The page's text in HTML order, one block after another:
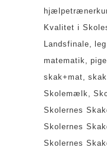
Kvalitet i
Landsfinale
matematik
skak+mat
Skolemælk
Skolernes
Skolernes
Skolernes